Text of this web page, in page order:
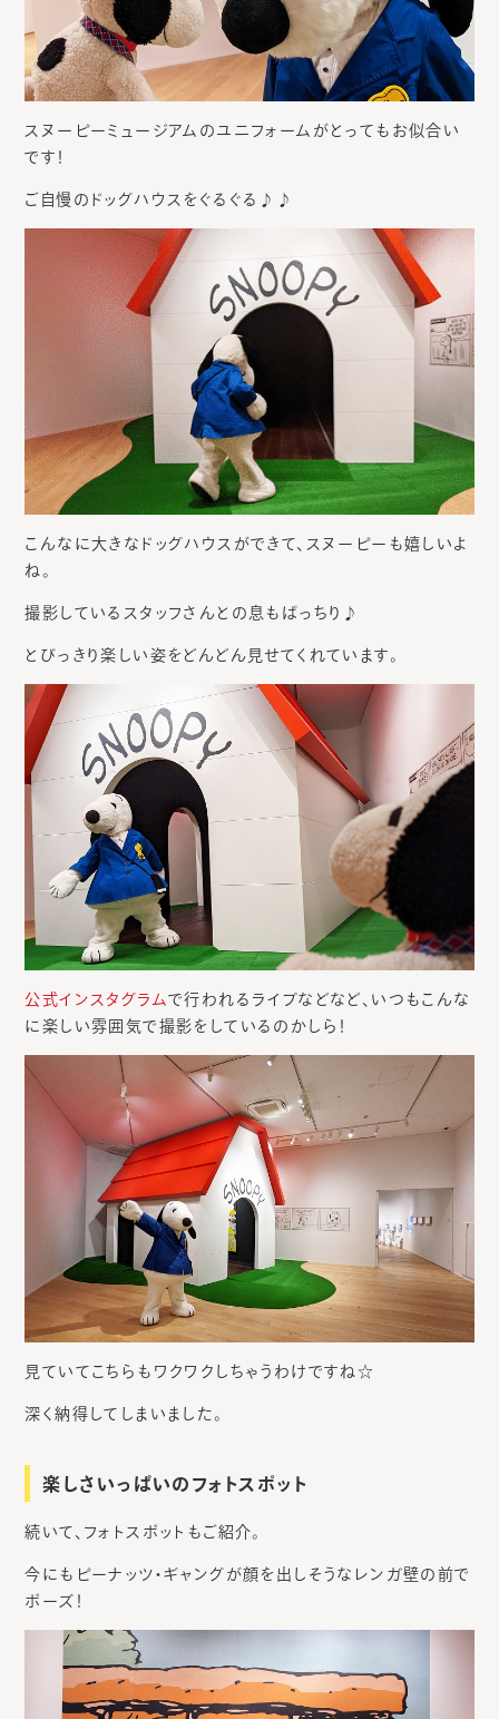
スヌーピーミュージアムのユニフォームがとってもお似合い
です！
ご自慢のドッグハウスをぐるぐる♪♪
こんなに大きなドッグハウスができて、スヌーピーも嬉しいよ
ね。
撮影しているスタッフさんとの息もばっちり♪
とびっきり楽しい姿をどんどん見せてくれています。
公式インスタグラム で行われるライブなどなど、いつもこんな
に楽しい雰囲気で撮影をしているのかしら！
見ていてこちらもワクワクしちゃうわけですね☆
深く納得してしまいました。
楽しさいっぱいのフォトスポット
続いて、フォトスポットもご紹介。
今にもピーナッツ・ギャングが顔を出しそうなレンガ壁の前で
ポーズ！